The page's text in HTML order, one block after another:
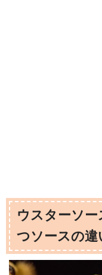
ウスターソ
つソースの違